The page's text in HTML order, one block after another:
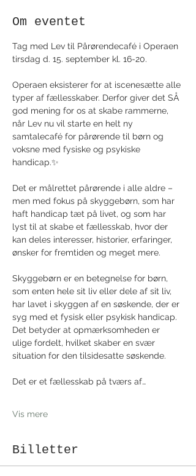
Om eventet
Tag med Lev til Pårørendecafé i Operaen
tirsdag d. 15. september kl. 16-20.
Operaen eksisterer for at iscenesætte alle
typer af fællesskaber. Derfor giver det SÅ
god mening for os at skabe rammerne,
når Lev nu vil starte en helt ny
samtalecafé for pårørende til børn og
voksne med fysiske og psykiske
handicap.✨
Det er målrettet pårørende i alle aldre –
men med fokus på skyggebørn, som har
haft handicap tæt på livet, og som har
lyst til at skabe et fællesskab, hvor der
kan deles interesser, historier, erfaringer,
ønsker for fremtiden og meget mere.
Skyggebørn er en betegnelse for børn,
som enten hele sit liv eller dele af sit liv,
har lavet i skyggen af en søskende, der er
syg med et fysisk eller psykisk handicap.
Det betyder at opmærksomheden er
ulige fordelt, hvilket skaber en svær
situation for den tilsidesatte søskende.
Det er et fællesskab på tværs af…
Vis mere
Billetter